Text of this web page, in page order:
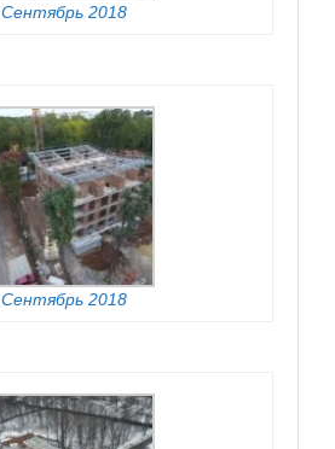
Сентябрь 2018
Сентябрь 2018